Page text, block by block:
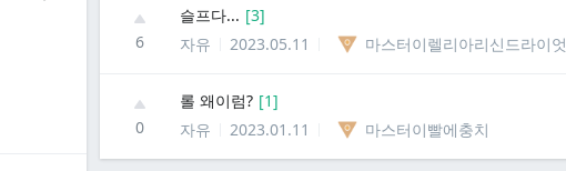
6
슬프다... [3]
자유
2023.05.11 마스터이렐리아리신드라이엇
0
롤 왜이럼? [1]
자유
2023.01.11 마스터이빨에충치